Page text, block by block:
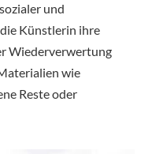
und
Künstlerin ihre
Wiederverwertung
wie
Reste oder